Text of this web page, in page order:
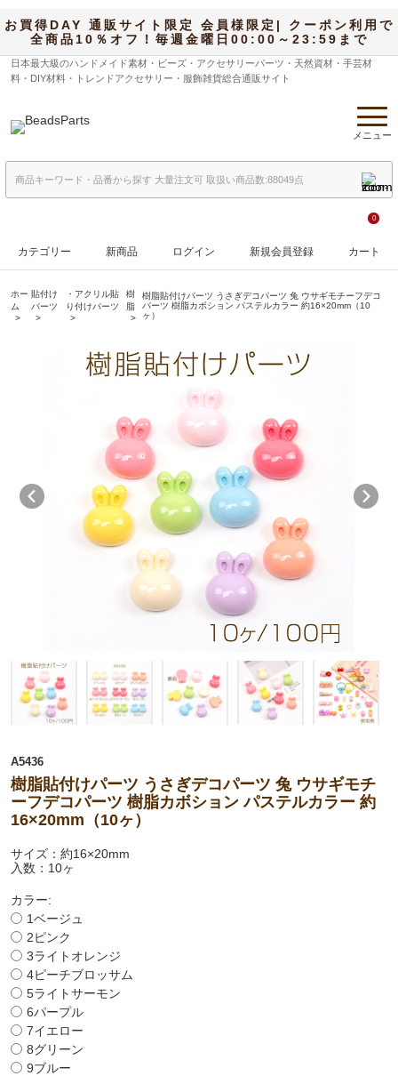
お買得DAY 通販サイト限定 会員様限定| クーポン利用で
全商品10％オフ！毎週金曜日00:00～23:59まで
日本最大級のハンドメイド素材・ビーズ・アクセサリーパーツ・天然資材・手芸材
料・DIY材料・トレンドアクセサリー・服飾雑貨総合通販サイト
メニュー
カテゴリー 新商品 ログイン 新規会員登録
0
カート
ホー
ム
貼付け
パーツ
・アクリル貼
り付けパーツ
樹
脂
樹脂貼付けパーツ うさぎデコパーツ 兔 ウサギモチーフデコ
パーツ 樹脂カボション パステルカラー 約16×20mm（10
ヶ）
A5436
樹脂貼付けパーツ うさぎデコパーツ 兔 ウサギモチ
ーフデコパーツ 樹脂カボション パステルカラー 約
16×20mm（10ヶ）
サイズ：約16×20mm
入数：10ヶ
カラー:
1ベージュ
2ピンク
3ライトオレンジ
4ピーチブロッサム
5ライトサーモン
6パープル
7イエロー
8グリーン
9ブルー